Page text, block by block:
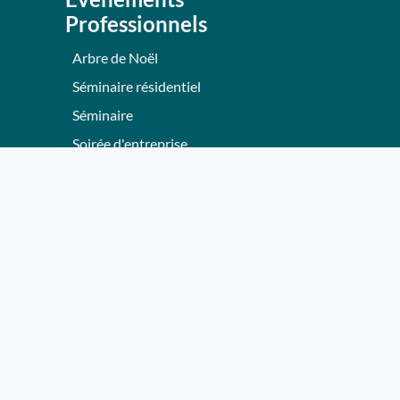
Professionnels
Arbre de Noël
Séminaire résidentiel
Séminaire
Soirée d'entreprise